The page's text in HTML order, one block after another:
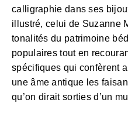
calligraphie dans ses
illustré, celui de Suzanne
tonalités du patrimoine
populaires tout en
spécifiques qui confèrent
une âme antique les
qu’on dirait sorties d’un